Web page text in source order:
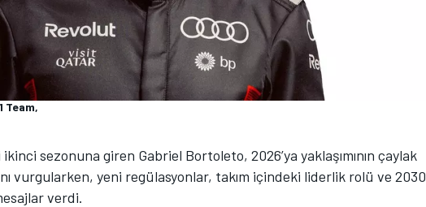
Team,
ikinci sezonuna giren Gabriel Bortoleto, 2026’ya yaklaşımının çaylak
vurgularken, yeni regülasyonlar, takım içindeki liderlik rolü ve 2030
verdi.